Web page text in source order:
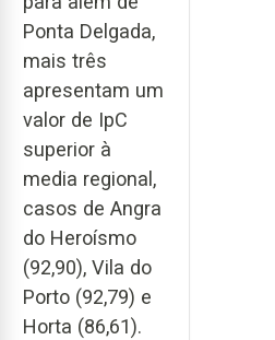
Ponta Delgada,
mais três
apresentam um
valor de IpC
superior à
media regional,
casos de Angra
do Heroísmo
(92,90), Vila do
Porto (92,79) e
Horta (86,61).